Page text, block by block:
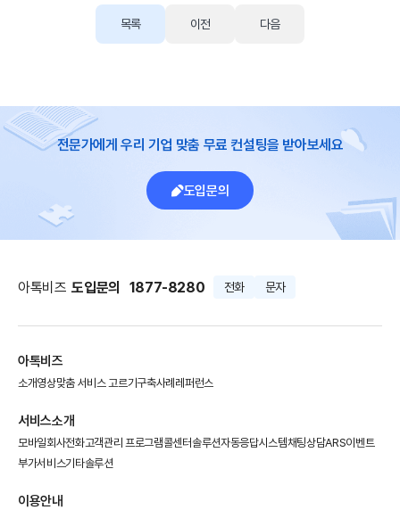
목록 이전 다음
전문가에게 우리 기업 맞춤 무료 컨설팅을 받아보세요
도입문의
아톡비즈 도입문의 1877-8280 전화 문자
아톡비즈
소개영상맞춤 서비스 고르기구축사례 레퍼런스
서비스소개
모바일회사전화고객관리 프로그램콜센터솔루션자동응답시스템채팅상담ARS이벤트
부가서비스기타솔루션
이용안내